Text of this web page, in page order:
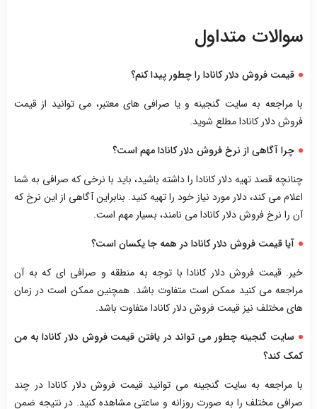
سوالات متداول
قیمت فروش دلار کانادا را چطور پیدا کنم؟
با مراجعه به سایت گنجینه و یا صرافی های معتبر، می توانید از قیمت
فروش دلار کانادا مطلع شوید.
چرا آگاهی از نرخ فروش دلار کانادا مهم است؟
چنانچه قصد تهیه دلار کانادا را داشته باشید، باید با نرخی که صرافی به شما
اعلام می کند، دلار مورد نیاز خود را تهیه کنید. بنابراین آگاهی از این نرخ که
آن را نرخ فروش دلار کانادا می نامند، بسیار مهم است.
آیا قیمت فروش دلار کانادا در همه جا یکسان است؟
خیر. قیمت فروش دلار کانادا با توجه به منطقه و صرافی ای که به آن
مراجعه می کنید ممکن است متفاوت باشد. همچنین ممکن است در زمان
های مختلف نیز قیمت فروش دلار کانادا متفاوت باشد.
سایت گنجینه چطور می تواند در یافتن قیمت فروش دلار کانادا به من
کمک کند؟
با مراجعه به سایت گنجینه می توانید قیمت فروش دلار کانادا در چند
صرافی مختلف را به صورت روزانه و ساعتی مشاهده کنید. در نتیجه ضمن